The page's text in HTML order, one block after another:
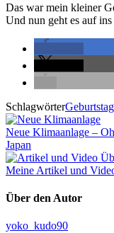
Das war mein kleiner
Und nun geht es auf ins
SchlagwörterGeburtstag
Neue Klimaanlage –
Japan
Meine Artikel und
Über den Autor
yoko_kudo90